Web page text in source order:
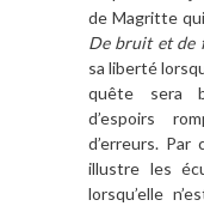
de Magritte
De bruit et de
sa liberté
quête sera
d’espoirs
d’erreurs. Par
illustre les
lorsqu’elle